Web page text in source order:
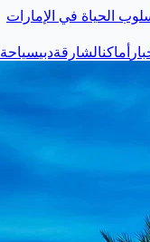
الحياة في الإمارات
أماكنالشارقةدبيسياحة